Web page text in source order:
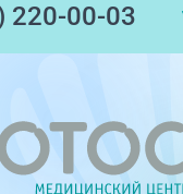
220-00-03